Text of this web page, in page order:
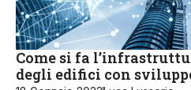
Come si fa
degli edifici con